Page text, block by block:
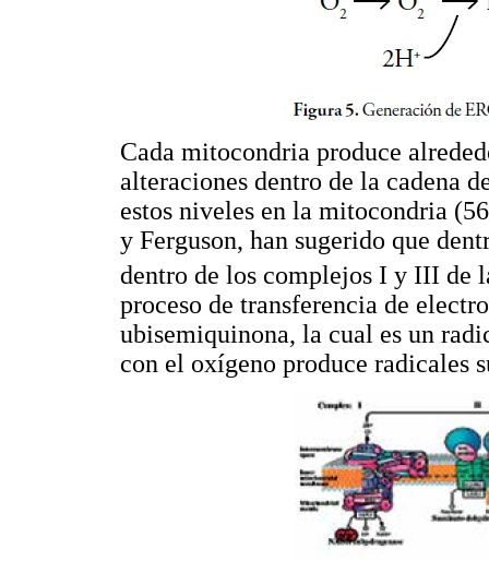
Cada mitocondria produce
alteraciones dentro de la cadena
estos niveles en la mitocondria
y Ferguson, han sugerido que
dentro de los complejos I y III de
proceso de transferencia de
ubisemiquinona, la cual es un
con el oxígeno produce radicales